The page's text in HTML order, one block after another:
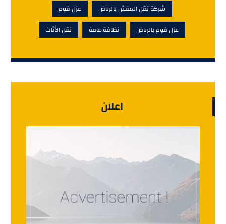
شركة نقل العفش بالرياض
عزل فوم
عزل فوم بالرياض
نظافة عامة نقل الأثاث
اعلان